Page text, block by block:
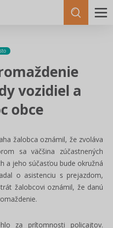
vozidiel a
obce
žalobca oznámil, že zvoláva
sa väčšina zúčastnených
a jeho súčasťou bude okružná
o asistenciu s prejazdom,
žalobcovi oznámil, že danú
za prítomnosti policajtov.